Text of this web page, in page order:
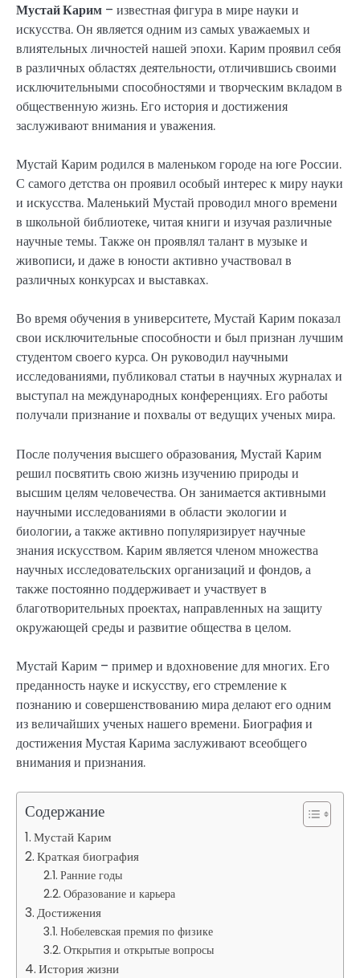
Мустай Карим – известная фигура в мире науки и
искусства. Он является одним из самых уважаемых и
влиятельных личностей нашей эпохи. Карим проявил себя
в различных областях деятельности, отличившись своими
исключительными способностями и творческим вкладом в
общественную жизнь. Его история и достижения
заслуживают внимания и уважения.
Мустай Карим родился в маленьком городе на юге России.
С самого детства он проявил особый интерес к миру науки
и искусства. Маленький Мустай проводил много времени
в школьной библиотеке, читая книги и изучая различные
научные темы. Также он проявлял талант в музыке и
живописи, и даже в юности активно участвовал в
различных конкурсах и выставках.
Во время обучения в университете, Мустай Карим показал
свои исключительные способности и был признан лучшим
студентом своего курса. Он руководил научными
исследованиями, публиковал статьи в научных журналах и
выступал на международных конференциях. Его работы
получали признание и похвалы от ведущих ученых мира.
После получения высшего образования, Мустай Карим
решил посвятить свою жизнь изучению природы и
высшим целям человечества. Он занимается активными
научными исследованиями в области экологии и
биологии, а также активно популяризирует научные
знания искусством. Карим является членом множества
научных исследовательских организаций и фондов, а
также постоянно поддерживает и участвует в
благотворительных проектах, направленных на защиту
окружающей среды и развитие общества в целом.
Мустай Карим – пример и вдохновение для многих. Его
преданность науке и искусству, его стремление к
познанию и совершенствованию мира делают его одним
из величайших ученых нашего времени. Биография и
достижения Мустая Карима заслуживают всеобщего
внимания и признания.
Содержание
Мустай Карим
Краткая биография
Ранние годы
Образование и карьера
Достижения
Нобелевская премия по физике
Открытия и открытые вопросы
История жизни